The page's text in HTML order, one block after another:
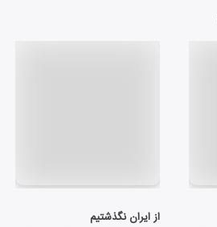
از ایران نگذشتیم